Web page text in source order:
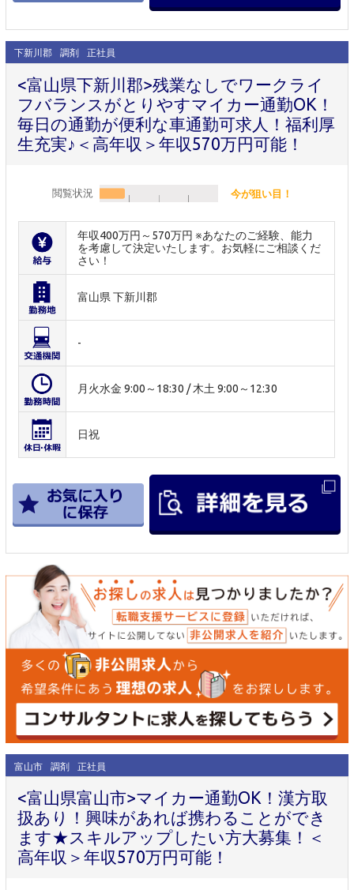
下新川郡 調剤 正社員
<富山県下新川郡>残業なしでワークライ
フバランスがとりやすマイカー通勤OK！
毎日の通勤が便利な車通勤可求人！福利厚
生充実♪＜高年収＞年収570万円可能！
閲覧状況 今が狙い目！
年収400万円～570万円 ※あなたのご経験、能力
を考慮して決定いたします。お気軽にご相談くだ
さい！
富山県 下新川郡
-
月火水金 9:00～18:30 / 木土 9:00～12:30
日祝
富山市 調剤 正社員
<富山県富山市>マイカー通勤OK！漢方取
扱あり！興味があれば携わることができ
ます★スキルアップしたい方大募集！＜
高年収＞年収570万円可能！